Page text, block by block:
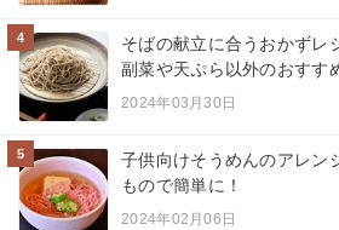
4
そばの献立に合うおかずレ
副菜や天ぷら以外のおすす
2024年03月30日
5
子供向けそうめんのアレン
もので簡単に！
2024年02月06日